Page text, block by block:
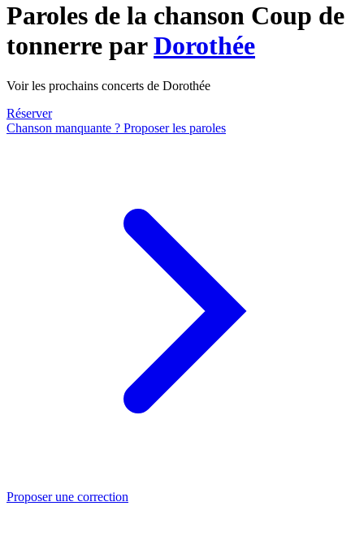
Paroles de la chanson Coup de
tonnerre parDorothée
Voir les prochains concerts de Dorothée
Réserver
Chanson manquante ? Proposer les paroles
Proposer une correction